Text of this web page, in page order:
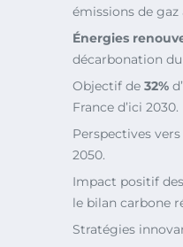
émissions de gaz
Énergies
décarbonation
Objectif de 32%
France d’ici 2030.
Perspectives vers
2050.
Impact positif des
le bilan carbone
Stratégies